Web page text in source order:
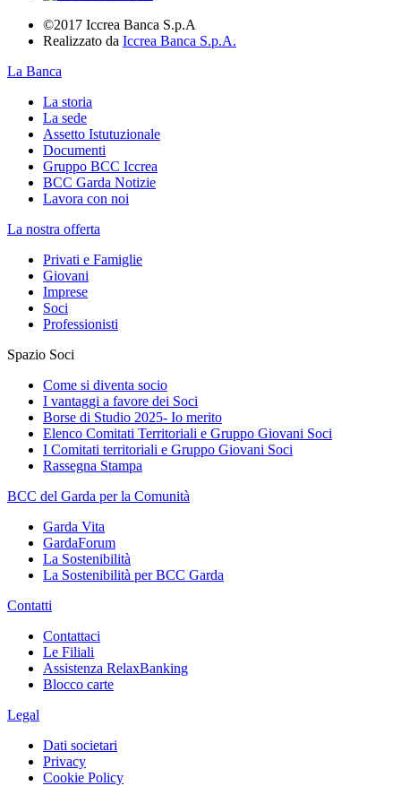
©2017 Iccrea Banca S.p.A
Realizzato da Iccrea Banca S.p.A.
La Banca
La storia
La sede
Assetto Istutuzionale
Documenti
Gruppo BCC Iccrea
BCC Garda Notizie
Lavora con noi
La nostra offerta
Privati e Famiglie
Giovani
Imprese
Soci
Professionisti
Spazio Soci
Come si diventa socio
I vantaggi a favore dei Soci
Borse di Studio 2025- Io merito
Elenco Comitati Territoriali e Gruppo Giovani Soci
I Comitati territoriali e Gruppo Giovani Soci
Rassegna Stampa
BCC del Garda per la Comunità
Garda Vita
GardaForum
La Sostenibilità
La Sostenibilità per BCC Garda
Contatti
Contattaci
Le Filiali
Assistenza RelaxBanking
Blocco carte
Legal
Dati societari
Privacy
Cookie Policy